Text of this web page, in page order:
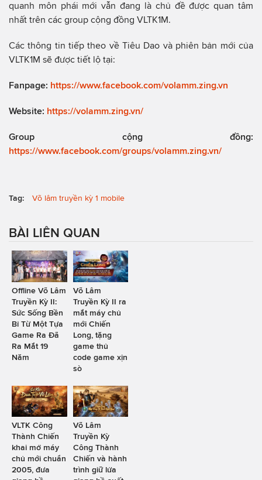
quanh môn phái mới vẫn đang là chủ đề được quan tâm
nhất trên các group cộng đồng VLTK1M.
Các thông tin tiếp theo về Tiêu Dao và phiên bản mới của
VLTK1M sẽ được tiết lộ tại:
Fanpage: https://www.facebook.com/volamm.zing.vn
Website: https://volamm.zing.vn/
Group cộng đồng:
https://www.facebook.com/groups/volamm.zing.vn/
Tag: Võ lâm truyền kỳ 1 mobile
BÀI LIÊN QUAN
Offline Võ Lâm
Truyền Kỳ II:
Sức Sống Bền
Bỉ Từ Một Tựa
Game Ra Đã
Ra Mắt 19
Năm
Võ Lâm
Truyền Kỳ II ra
mắt máy chủ
mới Chiến
Long, tặng
game thủ
code game xịn
sò
VLTK Công
Thành Chiến
khai mở máy
chủ mới chuẩn
2005, đưa
Võ Lâm
Truyền Kỳ
Công Thành
Chiến và hành
trình giữ lửa